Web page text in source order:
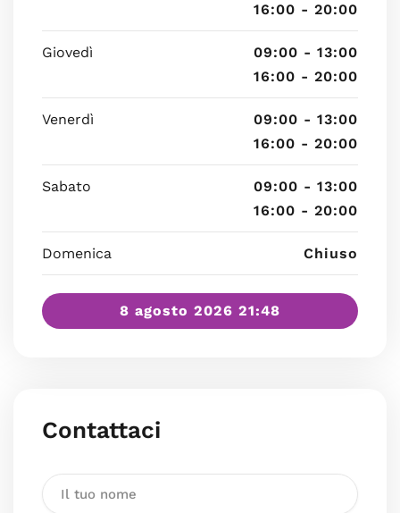
16:00 - 20:00
Giovedì
09:00 - 13:00
16:00 - 20:00
Venerdì
09:00 - 13:00
16:00 - 20:00
Sabato
09:00 - 13:00
16:00 - 20:00
Domenica Chiuso
8 agosto 2026 21:48
Contattaci